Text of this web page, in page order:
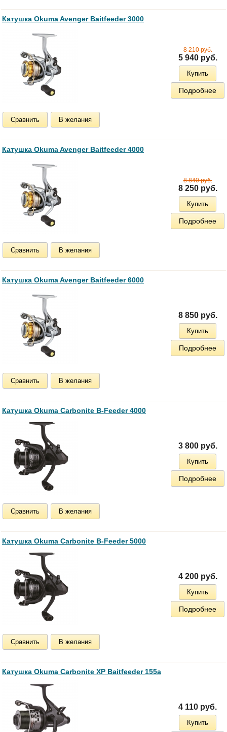
Катушка Okuma Avenger Baitfeeder 3000
Сравнить В желания
8 210 руб.
5 940 руб.
Купить
Подробнее
Катушка Okuma Avenger Baitfeeder 4000
Сравнить В желания
8 840 руб.
8 250 руб.
Купить
Подробнее
Катушка Okuma Avenger Baitfeeder 6000
Сравнить В желания
8 850 руб.
Купить
Подробнее
Катушка Okuma Carbonite B-Feeder 4000
Сравнить В желания
3 800 руб.
Купить
Подробнее
Катушка Okuma Carbonite B-Feeder 5000
Сравнить В желания
4 200 руб.
Купить
Подробнее
Катушка Okuma Carbonite XP Baitfeeder 155a
4 110 руб.
Купить